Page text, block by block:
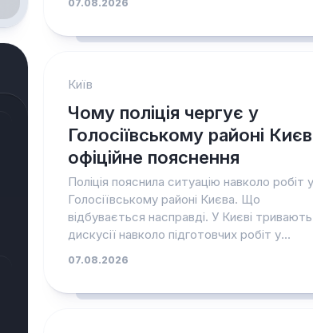
07.08.2026
Київ
Чому поліція чергує у
Голосіївському районі
офіційне пояснення
Поліція пояснила ситуацію навколо робіт у
Голосіївському районі Києва. Що
відбувається насправді. У Києві тривають
дискусії навколо підготовчих робіт у...
07.08.2026